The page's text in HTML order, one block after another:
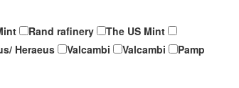
Rand rafinery
The US Mint
Heraeus Valcambi Valcambi
Pamp